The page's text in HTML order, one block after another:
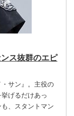
ス抜群のエピ
サン』。主役の
げるだけあっ
、スタントマン